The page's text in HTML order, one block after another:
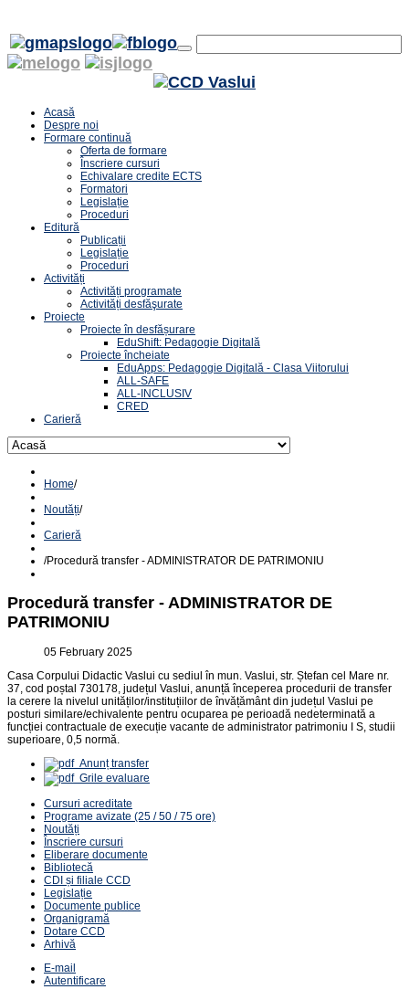
Acasă
Despre noi
Formare continuă
Oferta de formare
Înscriere cursuri
Echivalare credite ECTS
Formatori
Legislație
Proceduri
Editură
Publicații
Legislație
Proceduri
Activități
Activități programate
Activități desfăşurate
Proiecte
Proiecte în desfășurare
EduShift: Pedagogie Digitală
Proiecte încheiate
EduApps: Pedagogie Digitală - Clasa Viitorului
ALL-SAFE
ALL-INCLUSIV
CRED
Carieră
Home/
Noutăți/
Carieră
/Procedură transfer - ADMINISTRATOR DE PATRIMONIU
Procedură transfer - ADMINISTRATOR DE
PATRIMONIU
05 February 2025
Casa Corpului Didactic Vaslui cu sediul în mun. Vaslui, str. Ștefan cel Mare nr.
37, cod poștal 730178, județul Vaslui, anunță începerea procedurii de transfer
la cerere la nivelul unităților/instituțiilor de învățământ din județul Vaslui pe
posturi similare/echivalente pentru ocuparea pe perioadă nedeterminată a
funcției contractuale de execuție vacante de administrator patrimoniu I S, studii
superioare, 0,5 normă.
Anunț transfer
Grile evaluare
Cursuri acreditate
Programe avizate (25 / 50 / 75 ore)
Noutăți
Înscriere cursuri
Eliberare documente
Bibliotecă
CDI și filiale CCD
Legislație
Documente publice
Organigramă
Dotare CCD
Arhivă
E-mail
Autentificare